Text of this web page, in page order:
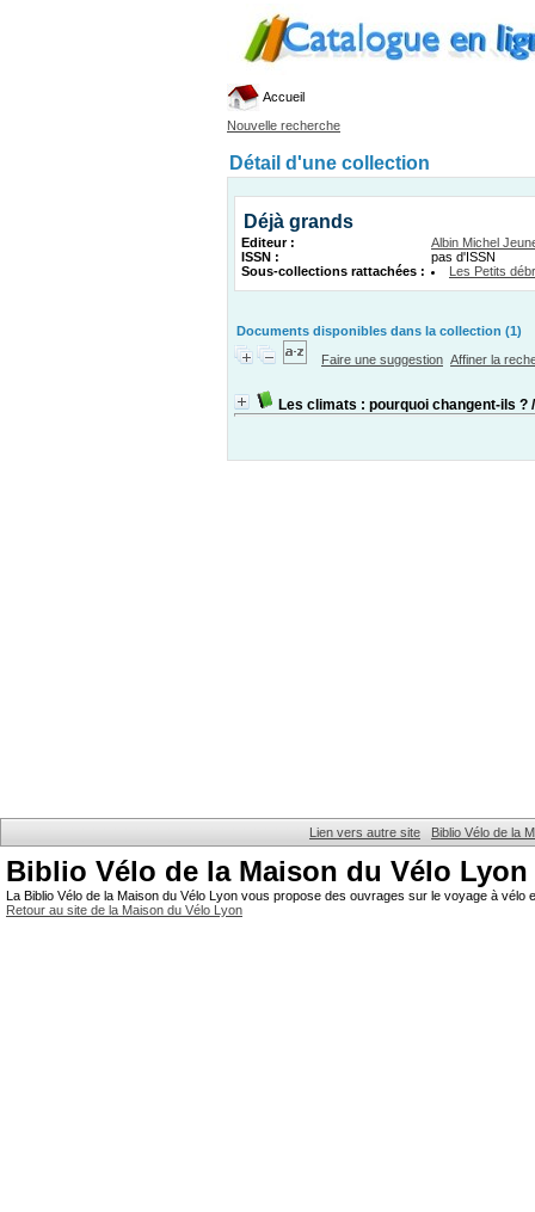
Accueil
Nouvelle recherche
Détail d'une collection
Déjà grands
Editeur :
Albin Michel
ISSN :
pas d'ISSN
Sous-collections rattachées :
Les Petits
Documents disponibles dans la collection (1)
Faire une suggestion Affiner la
Les climats : pourquoi changent-ils ?
Lien vers autre site Biblio Vélo de la
Biblio Vélo de la Maison du Vélo Lyon
La Biblio Vélo de la Maison du Vélo Lyon vous propose des ouvrages sur le voyage à
Retour au site de la Maison du Vélo Lyon